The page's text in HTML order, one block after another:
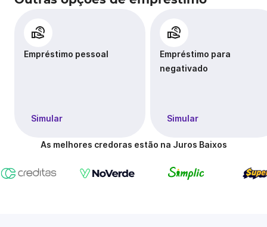
Empréstimo pessoal
Simular
Empréstimo para
negativado
Simular
As melhores credoras estão na Juros Baixos